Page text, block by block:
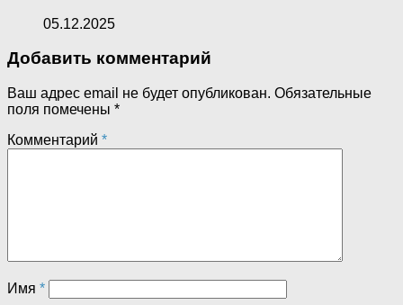
05.12.2025
Добавить комментарий
Ваш адрес email не будет опубликован. Обязательные
поля помечены *
Комментарий *
Имя *